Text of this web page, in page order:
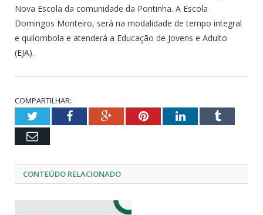
Nova Escola da comunidade da Pontinha. A Escola
Domingos Monteiro, será na modalidade de tempo integral
e quilombola e atenderá a Educação de Jovens e Adulto
(EJA).
COMPARTILHAR:
TwitterFacebookGoogle+PinterestLinkedInTumblr
Email
CONTEÚDO RELACIONADO